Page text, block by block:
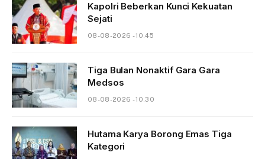
Kapolri Beberkan Kunci Kekuatan
Sejati
08-08-2026 - 10.45
Tiga Bulan Nonaktif Gara Gara
Medsos
08-08-2026 - 10.30
Hutama Karya Borong Emas Tiga
Kategori